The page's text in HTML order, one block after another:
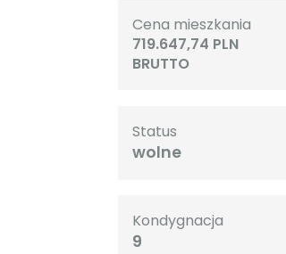
Cena mieszkania
719.647,74 PLN
BRUTTO
Status
wolne
Kondygnacja
9